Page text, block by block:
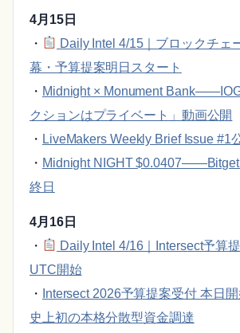
4月15日
・
Daily Intel 4/15｜ブロックチェ
幕・予算提案明日スタート
・ Midnight × Monument
クションはプライベート」動画公開
・ LiveMakers Weekly Brief Issue #1
・ Midnight NIGHT
終日
4月16日
・
Daily Intel 4/16｜Intersect予算
UTC開始
・
Intersect 2026予算提案受付 本日
史上初の本格分散型資金調達